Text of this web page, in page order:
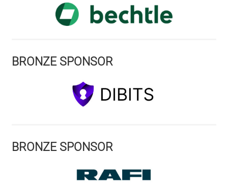
BRONZE SPONSOR
BRONZE SPONSOR